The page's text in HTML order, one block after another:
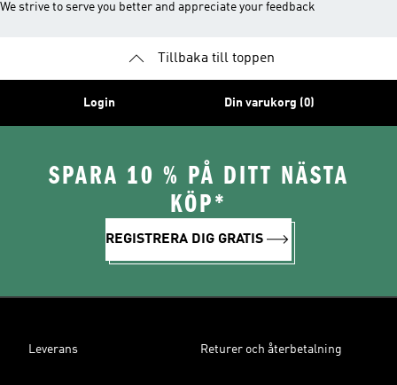
We strive to serve you better and appreciate your feedback
Tillbaka till toppen
Login Din varukorg (0)
SPARA 10 % PÅ DITT NÄSTA
KÖP*
REGISTRERA DIG GRATIS
Leverans Returer och återbetalning